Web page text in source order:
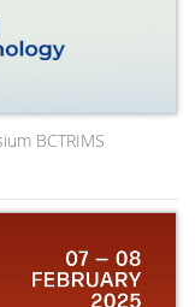
BCTRIMS